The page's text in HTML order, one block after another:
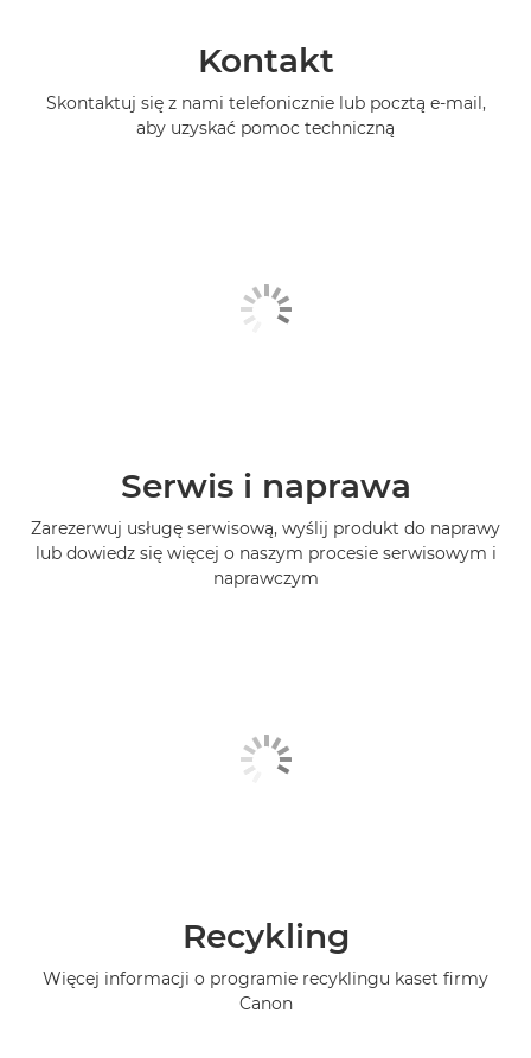
Kontakt
Skontaktuj się z nami telefonicznie lub pocztą e-mail,
aby uzyskać pomoc techniczną
Serwis i naprawa
Zarezerwuj usługę serwisową, wyślij produkt do naprawy
lub dowiedz się więcej o naszym procesie serwisowym i
naprawczym
Recykling
Więcej informacji o programie recyklingu kaset firmy
Canon